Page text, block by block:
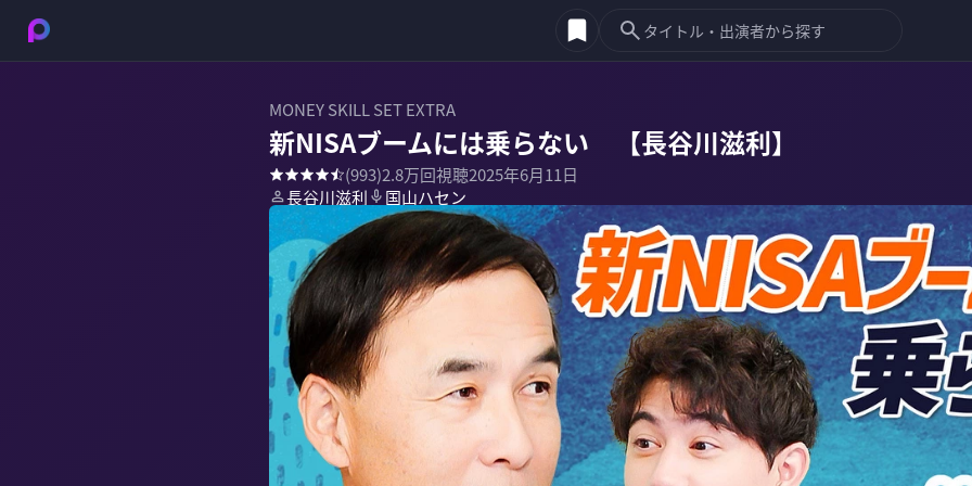
MONEY SKILL SET EXTRA
新NISAブームには乗らない 【長谷川滋利】
(993)2.8万回視聴2025年6月11日
長谷川滋利
国山ハセン